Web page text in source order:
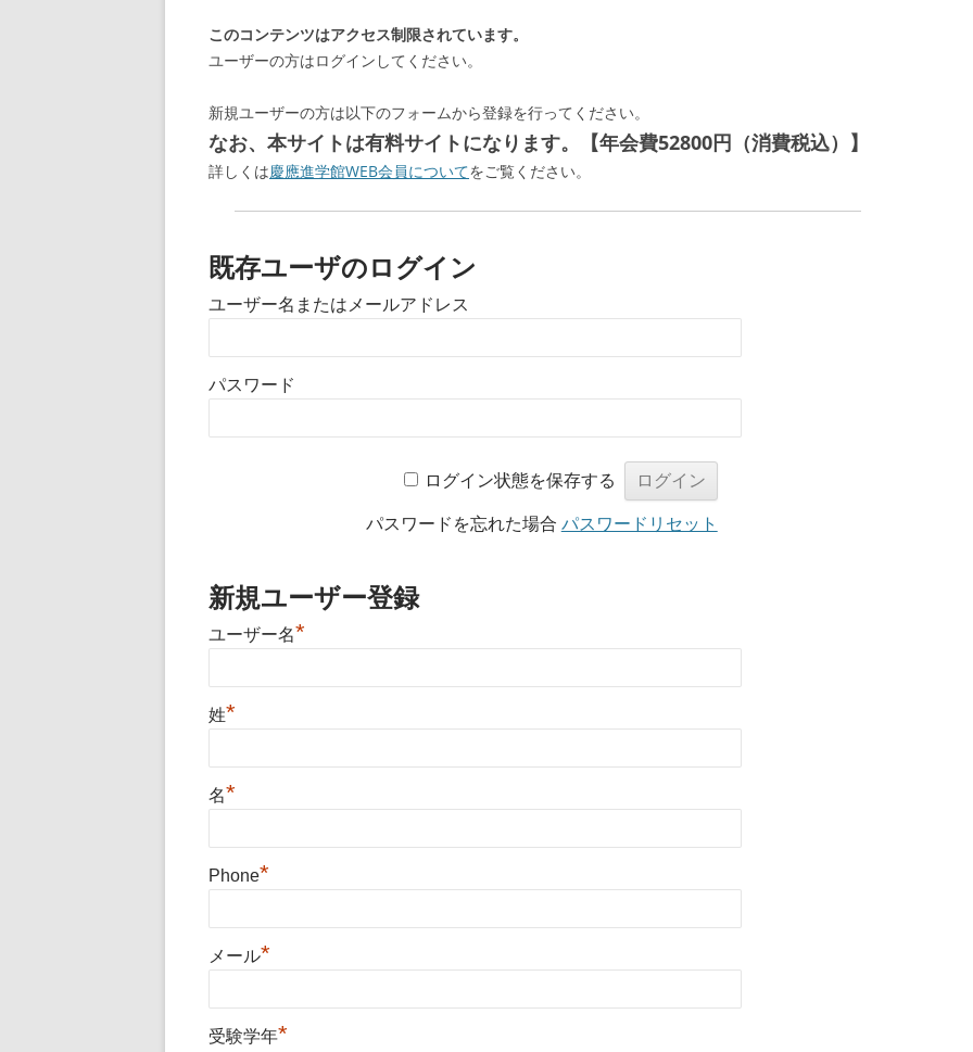
このコンテンツはアクセス制限されています。
ユーザーの方はログインしてください。
新規ユーザーの方は以下のフォームから登録を行ってください。
なお、本サイトは有料サイトになります。【年会費52800円（消費税込）】
詳しくは慶應進学館WEB会員についてをご覧ください。
既存ユーザのログイン
ユーザー名またはメールアドレス
パスワード
ログイン状態を保存する
パスワードを忘れた場合 パスワードリセット
新規ユーザー登録
ユーザー名*
姓*
名*
Phone*
メール*
受験学年*